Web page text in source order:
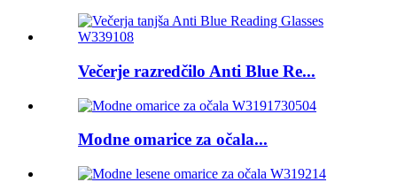
Večerje razredčilo Anti Blue Re...
Modne omarice za očala...